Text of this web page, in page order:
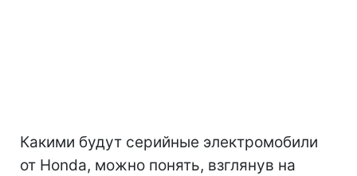
Какими будут серийные электромобили
от Honda, можно понять, взглянув на